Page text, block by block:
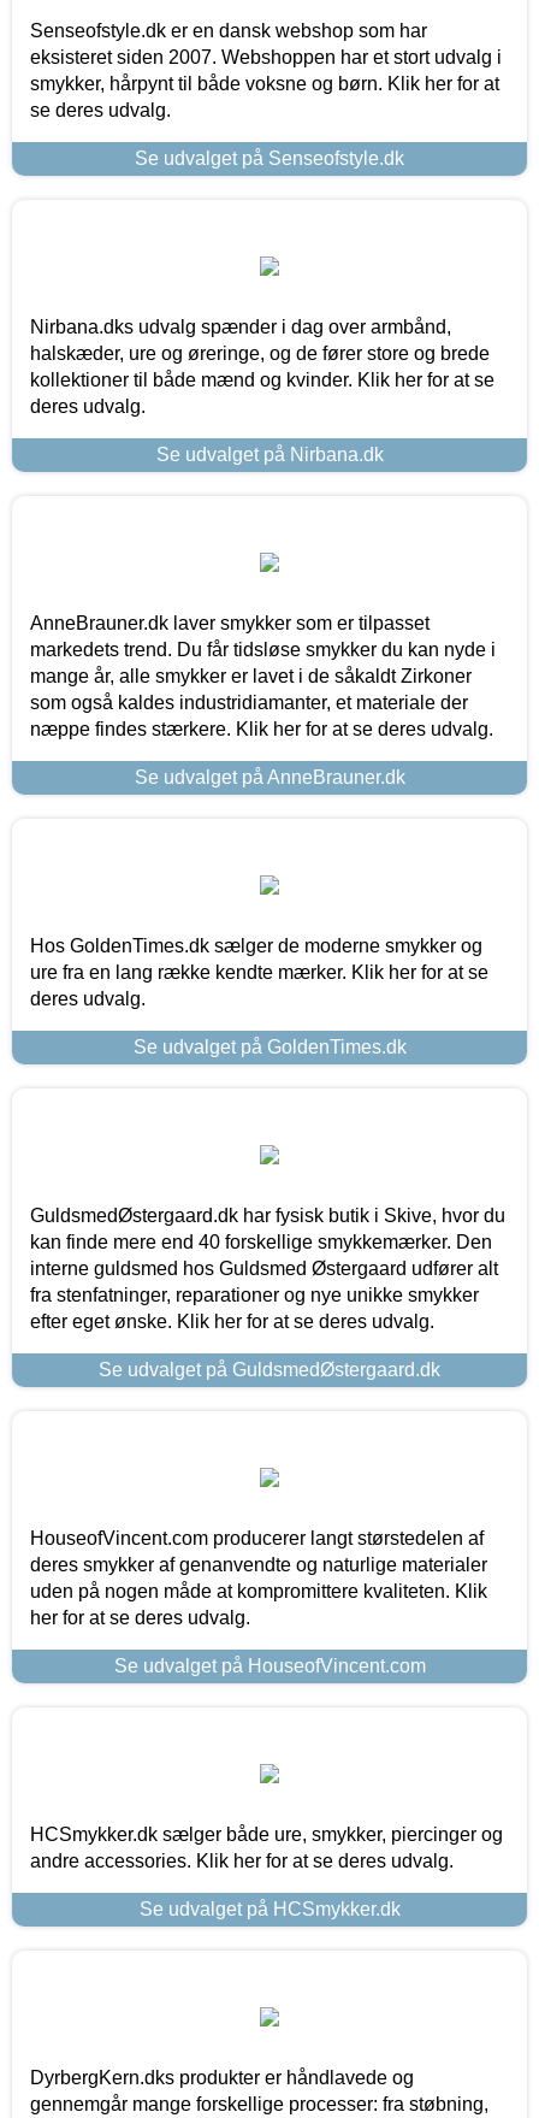
Senseofstyle.dk er en dansk webshop som har
eksisteret siden 2007. Webshoppen har et stort udvalg i
smykker, hårpynt til både voksne og børn. Klik her for at
se deres udvalg.
Se udvalget på Senseofstyle.dk
Nirbana.dks udvalg spænder i dag over armbånd,
halskæder, ure og øreringe, og de fører store og brede
kollektioner til både mænd og kvinder. Klik her for at se
deres udvalg.
Se udvalget på Nirbana.dk
AnneBrauner.dk laver smykker som er tilpasset
markedets trend. Du får tidsløse smykker du kan nyde i
mange år, alle smykker er lavet i de såkaldt Zirkoner
som også kaldes industridiamanter, et materiale der
næppe findes stærkere. Klik her for at se deres udvalg.
Se udvalget på AnneBrauner.dk
Hos GoldenTimes.dk sælger de moderne smykker og
ure fra en lang række kendte mærker. Klik her for at se
deres udvalg.
Se udvalget på GoldenTimes.dk
GuldsmedØstergaard.dk har fysisk butik i Skive, hvor du
kan finde mere end 40 forskellige smykkemærker. Den
interne guldsmed hos Guldsmed Østergaard udfører alt
fra stenfatninger, reparationer og nye unikke smykker
efter eget ønske. Klik her for at se deres udvalg.
Se udvalget på GuldsmedØstergaard.dk
HouseofVincent.com producerer langt størstedelen af
deres smykker af genanvendte og naturlige materialer
uden på nogen måde at kompromittere kvaliteten. Klik
her for at se deres udvalg.
Se udvalget på HouseofVincent.com
HCSmykker.dk sælger både ure, smykker, piercinger og
andre accessories. Klik her for at se deres udvalg.
Se udvalget på HCSmykker.dk
DyrbergKern.dks produkter er håndlavede og
gennemgår mange forskellige processer: fra støbning,